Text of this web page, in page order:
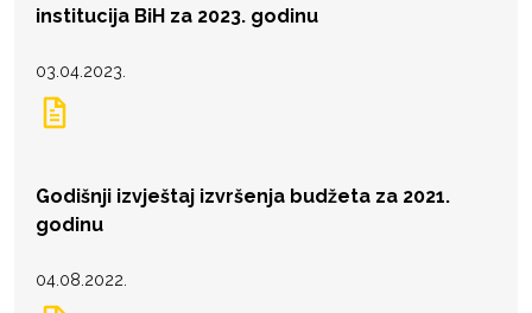
institucija BiH za 2023. godinu
03.04.2023.
Godišnji izvještaj izvršenja budžeta za 2021.
godinu
04.08.2022.